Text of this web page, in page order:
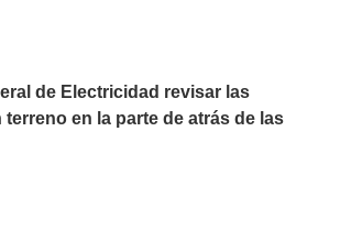
de Electricidad revisar las
en la parte de atrás de las